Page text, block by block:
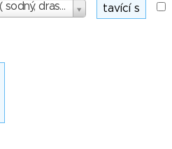
E452 - Polyfosforečnany ( sodný, draselný a vápenatý ) - skóre: 3